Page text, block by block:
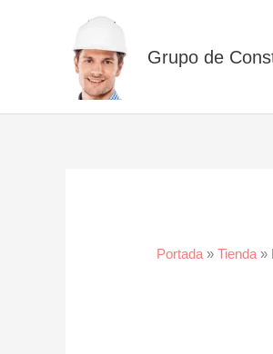
Grupo de
Portada »Tienda »